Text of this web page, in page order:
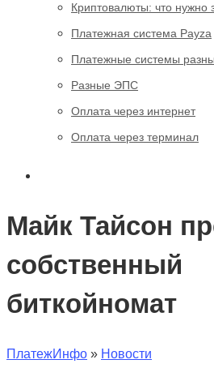
Криптовалюты: что нужно
Платежная система Payza
Платежные системы
Разные ЭПС
Оплата через интернет
Оплата через терминал
Майк Тайсон
собственный
биткойномат
ПлатежИнфо » Новости